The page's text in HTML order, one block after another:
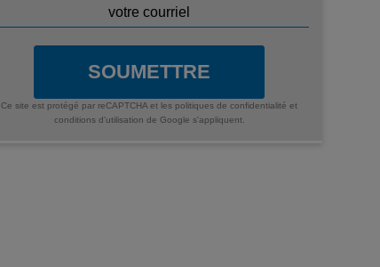
SOUMETTRE
Ce site est protégé par reCAPTCHA et les politiques de confidentialité et
conditions d'utilisation de Google s'appliquent.